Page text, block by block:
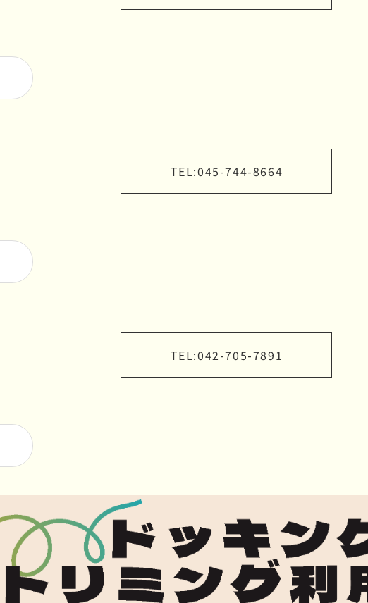
TEL:045-744-8664
TEL:042-705-7891